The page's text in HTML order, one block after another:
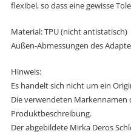
flexibel, so dass eine gewisse
Material: TPU (nicht antistatisch)
Außen-Abmessungen des
Hinweis:
Es handelt sich nicht um ein
Die verwendeten
Produktbeschreibung.
Der abgebildete Mirka Deros